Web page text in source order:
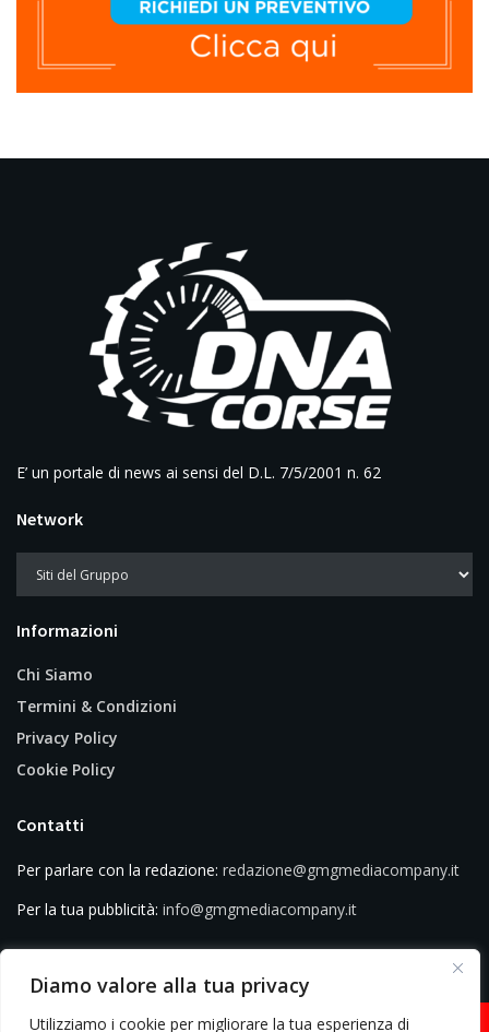
Diamo valore alla tua privacy
Utilizziamo i cookie per migliorare la tua esperienza di
E’ un portale di news ai sensi del D.L. 7/5/2001 n. 62
Network
Informazioni
Chi Siamo
Termini & Condizioni
Privacy Policy
Cookie Policy
Contatti
Per parlare con la redazione: redazione@gmgmediacompany.it
Per la tua pubblicità: info@gmgmediacompany.it